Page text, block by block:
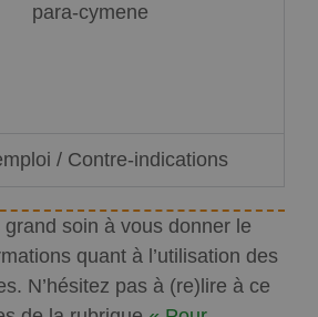
para-cymene
/ Contre-indications
grand soin à vous donner le
quant à l’utilisation des
N’hésitez pas à (re)lire à ce